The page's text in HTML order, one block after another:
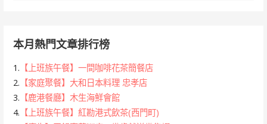
本月熱門文章排行榜
1. 【上班族午餐】一間咖啡花茶簡餐店
2. 【家庭聚餐】大和日本料理 忠孝店
3. 【鹿港餐廳】木生海鮮會館
4. 【上班族午餐】紅勘港式飲茶(西門町)